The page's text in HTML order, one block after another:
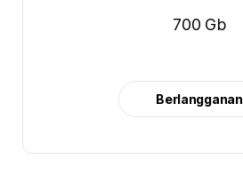
700 Gb
Berlangganan